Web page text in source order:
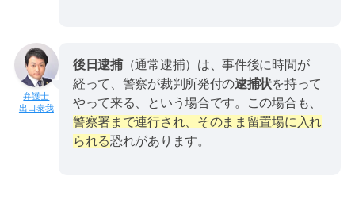
出口泰我
後日逮捕（通常逮捕）は、事件後に時間が
経って、警察が裁判所発付の逮捕状を持って
やって来る、という場合です。この場合も、
警察署まで連行され、そのまま留置場に入れ
られる恐れがあります。